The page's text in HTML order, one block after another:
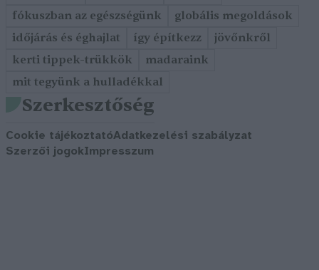
fókuszban az egészségünk
globális megoldások
időjárás és éghajlat
így építkezz
jövőnkről
kerti tippek-trükkök
madaraink
mit tegyünk a hulladékkal
Szerkesztőség
Cookie tájékoztatóAdatkezelési szabályzat
Szerzői jogokImpresszum